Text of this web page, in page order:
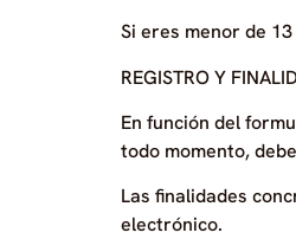
Si eres menor de
REGISTRO Y
En función del
todo momento,
Las finalidades
electrónico.